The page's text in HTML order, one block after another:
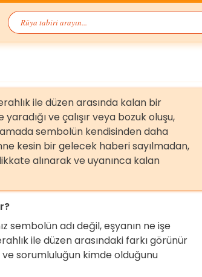
ile düzen arasında kalan bir
ve çalışır veya bozuk oluşu,
sembolün kendisinden daha
kesin bir gelecek haberi sayılmadan,
alınarak ve uyanınca kalan
sembolün adı değil, eşyanın ne işe
ile düzen arasındaki farkı görünür
ve sorumluluğun kimde olduğunu